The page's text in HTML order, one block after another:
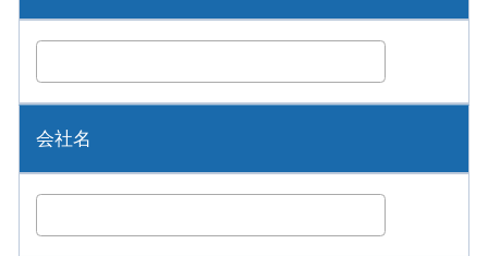
会社名